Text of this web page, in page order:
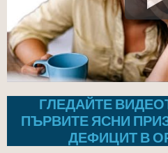
ГЛЕДАЙТЕ
ПЪРВИТЕ ЯСНИ
ДЕФИЦИТ В